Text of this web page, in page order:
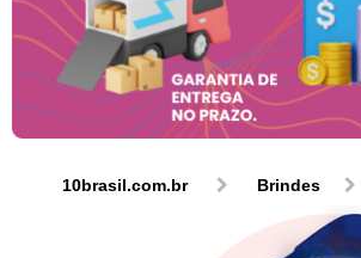
10brasil.com.br Brindes